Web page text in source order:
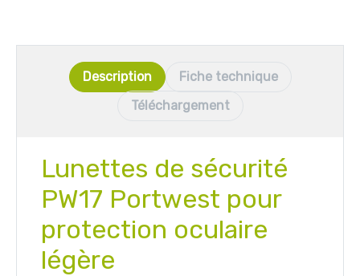
Description
Fiche technique
Téléchargement
Lunettes de sécurité
PW17 Portwest pour
protection oculaire
légère